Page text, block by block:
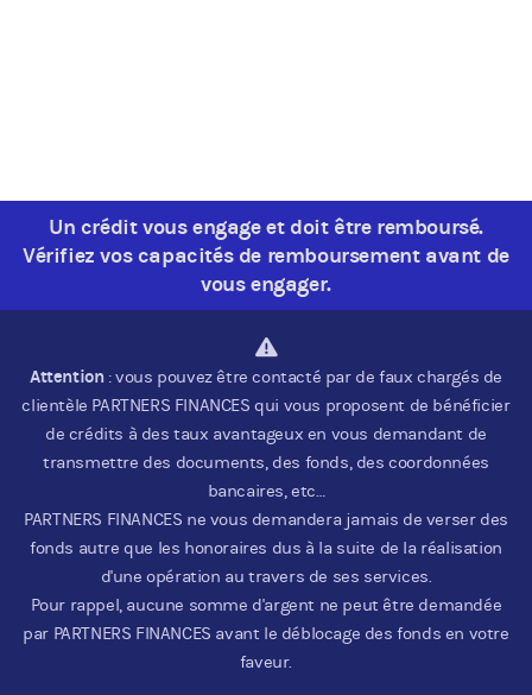
Un crédit vous engage et doit être remboursé.
Vérifiez vos capacités de remboursement avant de
vous engager.
Attention: vous pouvez être contacté par de faux chargés de
clientèle PARTNERS FINANCES qui vous proposent de bénéficier
de crédits à des taux avantageux en vous demandant de
transmettre des documents, des fonds, des coordonnées
bancaires, etc…
PARTNERS FINANCES ne vous demandera jamais de verser des
fonds autre que les honoraires dus à la suite de la réalisation
d'une opération au travers de ses services.
Pour rappel, aucune somme d'argent ne peut être demandée
par PARTNERS FINANCES avant le déblocage des fonds en votre
faveur.